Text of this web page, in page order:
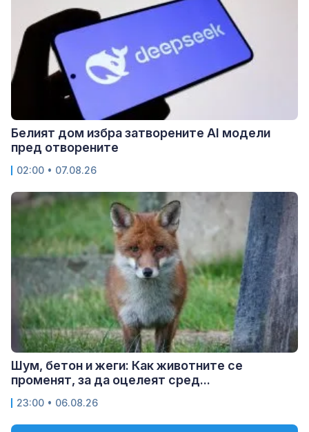
Белият дом избра затворените AI модели
пред отворените
02:00 • 07.08.26
Шум, бетон и жеги: Как животните се
променят, за да оцелеят сред...
23:00 • 06.08.26